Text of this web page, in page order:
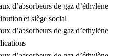
d’absorbeurs de gaz d’éthylène
et siège social
d’absorbeurs de gaz d’éthylène